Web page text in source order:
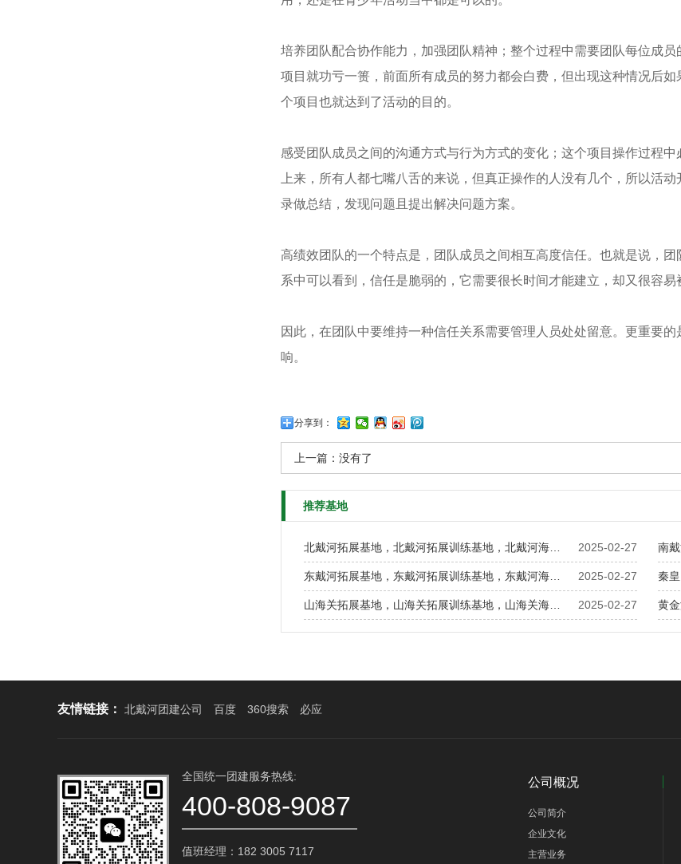
培养团队配合协作能力，加强团队精神；整个过程中需要团队每位成
项目就功亏一篑，前面所有成员的努力都会白费，但出现这种情况后
个项目也就达到了活动的目的。
感受团队成员之间的沟通方式与行为方式的变化；这个项目操作过程
上来，所有人都七嘴八舌的来说，但真正操作的人没有几个，所以活
录做总结，发现问题且提出解决问题方案。
高绩效团队的一个特点是，团队成员之间相互高度信任。也就是说，
系中可以看到，信任是脆弱的，它需要很长时间才能建立，却又很容易
因此，在团队中要维持一种信任关系需要管理人员处处留意。更重要
响。
分享到：
上一篇：没有了
推荐基地
2025-02-27
2025-02-27
2025-02-27
友情链接： 北戴河团建公司 百度 360搜索 必应
全国统一团建服务热线:
400-808-9087
值班经理：182 3005 7117
公司概况
公司简介
企业文化
主营业务